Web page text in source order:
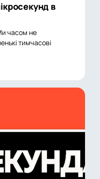
в
часом не
тимчасові